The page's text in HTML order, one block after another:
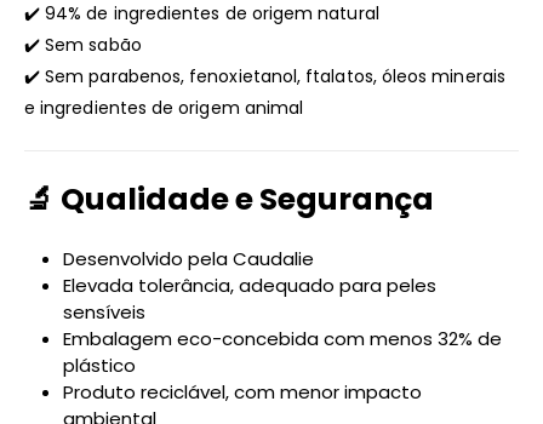
✔️ 94% de ingredientes de origem natural
✔️ Sem sabão
✔️ Sem parabenos, fenoxietanol, ftalatos, óleos minerais
e ingredientes de origem animal
🔬 Qualidade e Segurança
Desenvolvido pelaCaudalie
Elevada tolerância, adequado para peles
sensíveis
Embalagem eco-concebida com menos 32% de
plástico
Produto reciclável, com menor impacto
ambiental